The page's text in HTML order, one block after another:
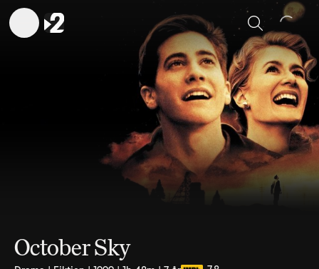
Sök
October Sky